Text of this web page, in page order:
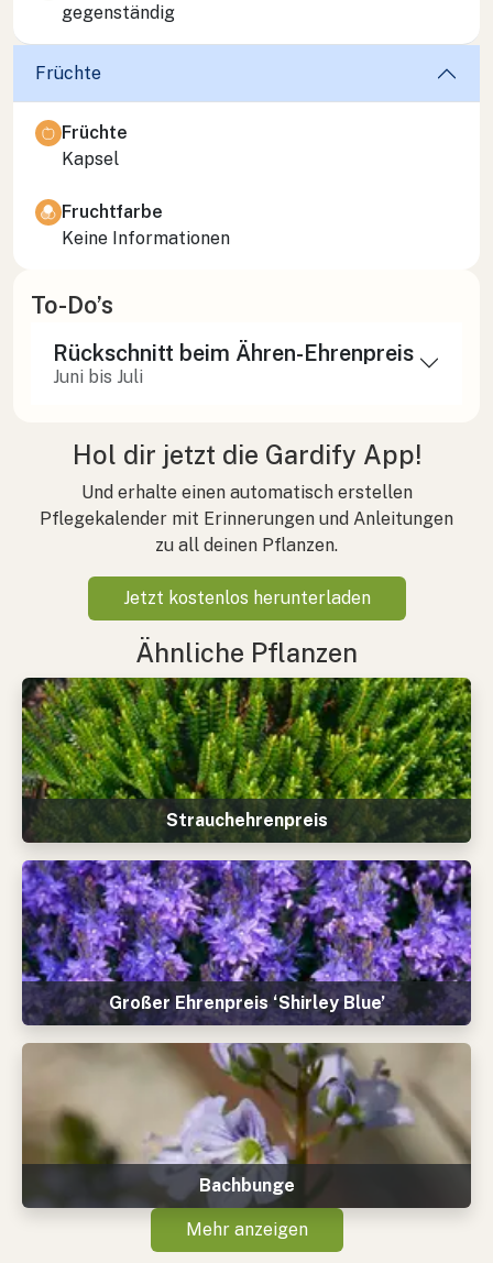
gegenständig
Früchte
Früchte
Kapsel
Fruchtfarbe
Keine Informationen
To-Do’s
Rückschnitt beim Ähren-Ehrenpreis
Juni bis Juli
Hol dir jetzt die Gardify App!
Und erhalte einen automatisch erstellen
Pflegekalender mit Erinnerungen und Anleitungen
zu all deinen Pflanzen.
Jetzt kostenlos herunterladen
Ähnliche Pflanzen
Strauchehrenpreis
Großer Ehrenpreis ‘Shirley Blue’
Bachbunge
Mehr anzeigen